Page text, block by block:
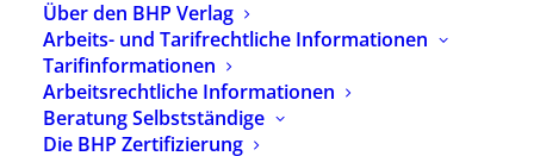
Über den BHP Verlag
Arbeits- und Tarifrechtliche Informationen
Tarifinformationen
Arbeitsrechtliche Informationen
Beratung Selbstständige
Die BHP Zertifizierung
zugrundeliegendes Verständnis meist offen bleibt.
Die Schrift greift diese Beobachtung auf und
durchdenkt heilpädagogische Haltung mit
philosophischen Bezügen. Heilpädagogische
Haltung wird zum einen auf der Grundlage eines
Ermöglichungsgrundes aus Disziplin und